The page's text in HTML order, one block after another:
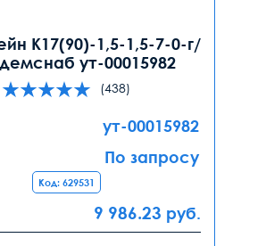
К17(90)-1,5-1,5-7-0-г/
ут-00015982
(438)
ут-00015982
По запросу
Код: 629531
9 986.23 руб.